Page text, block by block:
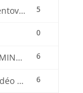
5
Foire aux questions CentovaCast
0
6
Manager Radio STREAMING CENTER
6
Manager Streaming Vidéo TVMCP